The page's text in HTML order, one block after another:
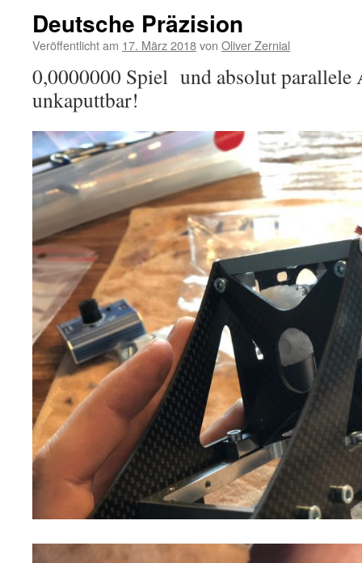
Deutsche Präzision
Veröffentlicht am 17. März 2018von Oliver Zernial
0,0000000 Spiel und absolut parallele
unkaputtbar!